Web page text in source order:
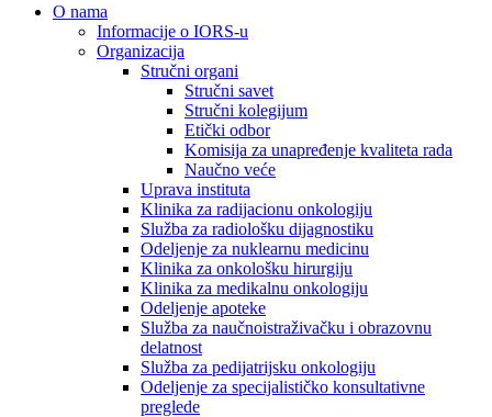
O nama
Informacije o IORS-u
Organizacija
Stručni organi
Stručni savet
Stručni kolegijum
Etički odbor
Komisija za unapređenje kvaliteta rada
Naučno veće
Uprava instituta
Klinika za radijacionu onkologiju
Služba za radiološku dijagnostiku
Odeljenje za nuklearnu medicinu
Klinika za onkološku hirurgiju
Klinika za medikalnu onkologiju
Odeljenje apoteke
Služba za naučnoistraživačku i obrazovnu
delatnost
Služba za pedijatrijsku onkologiju
Odeljenje za specijalističko konsultativne
preglede